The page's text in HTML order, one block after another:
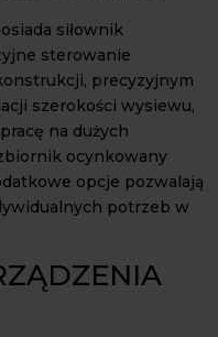
siłownik
sterowanie
precyzyjnym
szerokości wysiewu,
na dużych
ocynkowany
opcje pozwalają
potrzeb w